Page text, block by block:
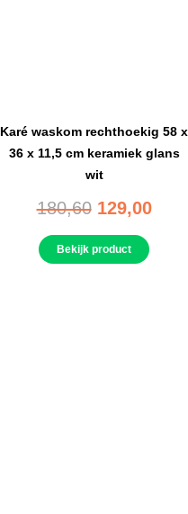
Karé waskom rechthoekig 58 x
36 x 11,5 cm keramiek glans
wit
180,60 129,00
Bekijk product